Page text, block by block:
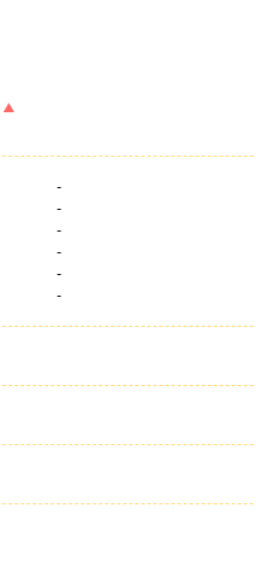
-
-
-
-
-
-